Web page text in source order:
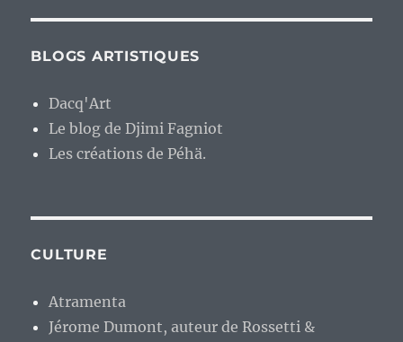
BLOGS ARTISTIQUES
Dacq'Art
Le blog de Djimi Fagniot
Les créations de Péhä.
CULTURE
Atramenta
Jérome Dumont, auteur de Rossetti &